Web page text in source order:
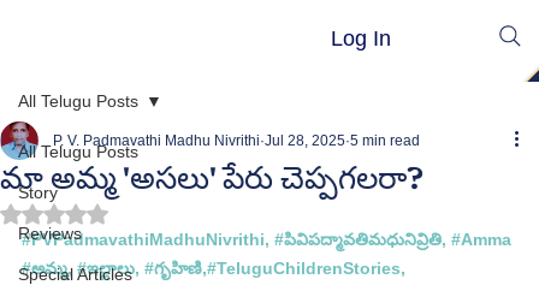
Log In
All Telugu Posts
Story
Reviews
Special Articles
All Telugu Posts
మా అమ్మ 'అసలు' పేరు చెప్పగలరా?
P. V. Padmavathi Madhu Nivrithi Jul 28, 2025 5 min read
Rated NaN out of 5 stars.
#PVPadmavathiMadhuNivrithi, #పివిపద్మావతిమధునివ్రితి, #Amma
#అమ్మ, #ఇల్లాలు, #గృహిణి,#TeluguChildrenStories,